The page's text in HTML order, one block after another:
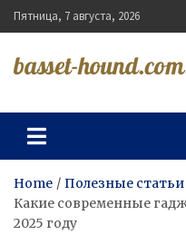
Skip
to
Пятница, 7 августа, 2026
basset-
Home
Полезные статьи
Какие современные
2025 году